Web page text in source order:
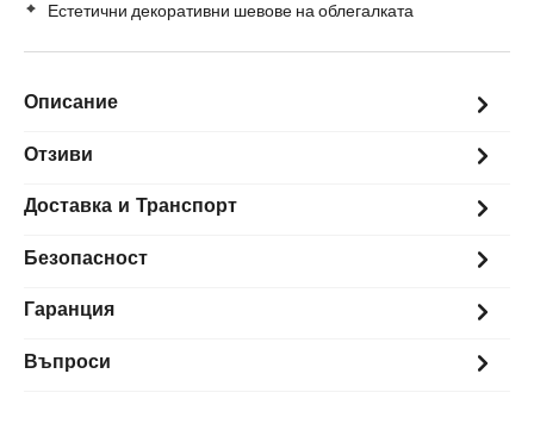
Естетични декоративни шевове на облегалката
Описание
Отзиви
Доставка и Транспорт
Безопасност
Гаранция
Въпроси